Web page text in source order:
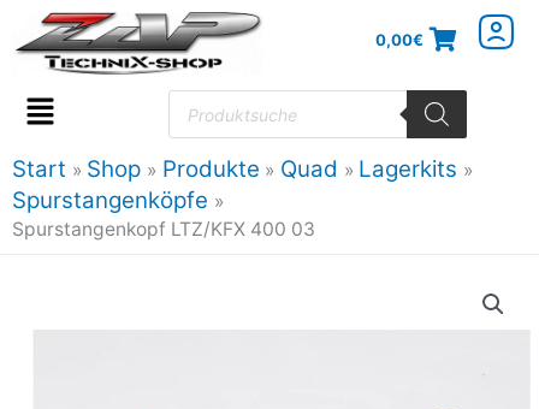
Inhalt
springen
0,00€
Flyout
Menu
Products
search
Start Shop Produkte Quad
Lagerkits
Spurstangenköpfe
Spurstangenkopf LTZ/KFX 400 03